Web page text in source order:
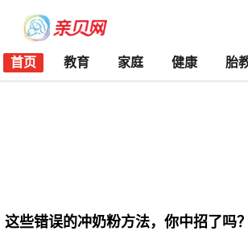
首页 教育 家庭 健康 胎
这些错误的冲奶粉方法，你中招了吗？